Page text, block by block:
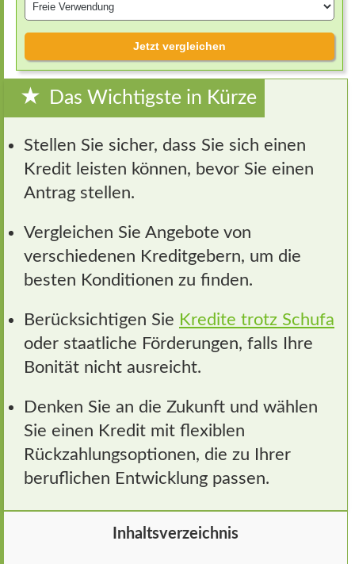
Jetzt vergleichen
Das Wichtigste in Kürze
Stellen Sie sicher, dass Sie sich einen
Kredit leisten können, bevor Sie einen
Antrag stellen.
Vergleichen Sie Angebote von
verschiedenen Kreditgebern, um die
besten Konditionen zu finden.
Berücksichtigen Sie Kredite trotz Schufa
oder staatliche Förderungen, falls Ihre
Bonität nicht ausreicht.
Denken Sie an die Zukunft und wählen
Sie einen Kredit mit flexiblen
Rückzahlungsoptionen, die zu Ihrer
beruflichen Entwicklung passen.
Inhaltsverzeichnis